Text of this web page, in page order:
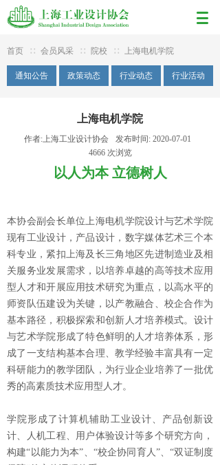
首页 ∷ 会员风采 ∷ 院校 ∷ 上海电机学院
通知公告 行业活动
行业动态
政策动态
上海电机学院
作者:上海工业设计协会 发布时间: 2020-07-01
4666 次浏览
以人为本 立德树人
本协会副会长单位上海电机学院设计与艺术学院
现有工业设计，产品设计，数字媒体艺术三个本
科专业，紧扣上海及长三角地区先进制造业及相
关服务业发展需求，以培养卓越的高等技术应用
型人才和开展应用技术研究为重点，以高水平的
师资队伍建设为关键，以产教融合、校企合作为
基本路径，积极探索和创新人才培养模式。设计
与艺术学院形成了特色鲜明的人才培养体系，形
成了一支结构基本合理、教学经验丰富具有一定
科研能力的教学团队，为行业企业培养了一批优
秀的高素质技术应用型人才。
学院形成了计算机辅助工业设计、产品创新设
计、人机工程、用户体验设计等多个研究方向，
构建“以能力为本”、“校企协同育人”、“双证制度